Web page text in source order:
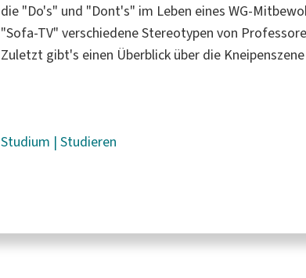
die "Do's" und "Dont's" im Leben eines WG-
"Sofa-TV" verschiedene Stereotypen von
Zuletzt gibt's einen Überblick über die
Studium |Studieren